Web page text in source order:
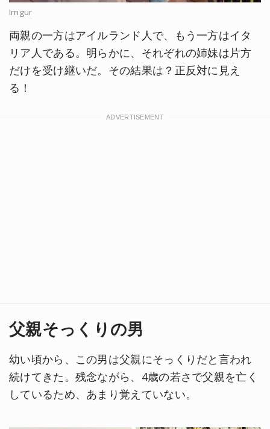
Imgur
両親の一方はアイルランド人で、もう一方はイタ
リア人である。明らかに、それぞれの姉妹は片方
だけを受け継いだ。その結果は？正反対に見え
る！
父親そっくりの男
幼い頃から、この男は父親にそっくりだと言われ
続けてきた。残念ながら、4歳の若さで父親を亡く
しているため、あまり覚えていない。